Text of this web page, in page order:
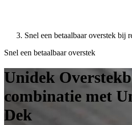
Snel een betaalbaar overstek bij
Snel een betaalbaar overstek
Unidek
combinatie met
Dek